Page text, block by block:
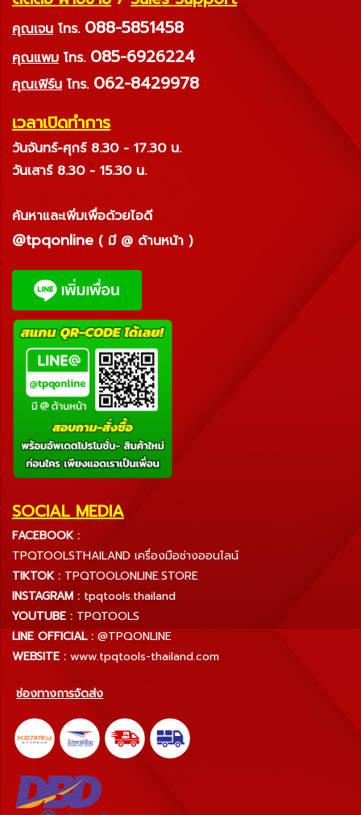
คุณเจน โทร. 088-5851458
คุณแพม โทร. 085-6926224
คุณเฟิร์น โทร. 062-8429978
เวลาเปิดทำการ
วันจันทร์-ศุกร์ 8.30 - 17.30 น.
วันเสาร์ 8.30 - 15.30 น.
ค้นหาและเพิ่มเพื่อด้วยไอดี
@tpqonline ( มี @ ด้านหน้า )
SOCIAL MEDIA
FACEBOOK :
TPQTOOLSTHAILAND เครื่องมือช่างออนไลน์
TIKTOK : TPQTOOLONLINE.STORE
INSTAGRAM : tpqtools.thailand
YOUTUBE : TPQTOOLS
LINE OFFICIAL : @TPQONLINE
WEBSITE : www.tpqtools-thailand.com
ช่องทางการจัดส่ง